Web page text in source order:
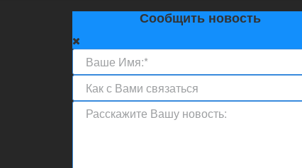
Сообщить новость